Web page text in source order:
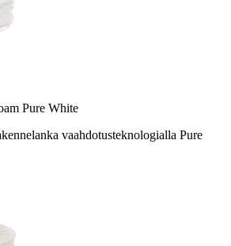
Pure White
vaahdotusteknologialla Pure